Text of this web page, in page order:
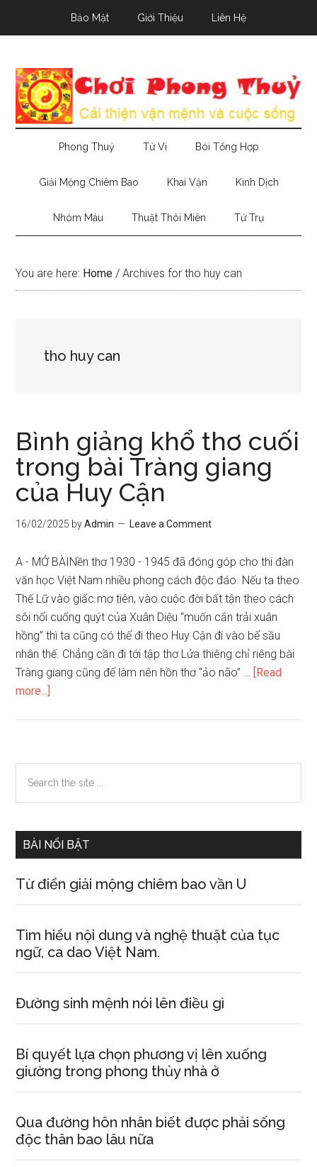
Bảo Mật Giới Thiệu Liên Hệ
Phong Thuỷ Tử Vi Bói Tổng Hợp
Giải Mộng Chiêm Bao Khai Vận Kinh Dịch
Nhóm Máu Thuật Thôi Miên Tứ Trụ
You are here: Home / Archives for tho huy can
tho huy can
Bình giảng khổ thơ cuối
trong bài Tràng giang
của Huy Cận
16/02/2025 byAdmin Leave a Comment
A - MỞ BÀINền thơ 1930 - 1945 đã đóng góp cho thi đàn
văn học Việt Nam nhiều phong cách độc đáo. Nếu ta theo
Thế Lữ vào giấc mơ tiên, vào cuộc đời bất tận theo cách
sôi nổi cuống quýt của Xuân Diệu “muốn cắn trải xuân
hồng” thì ta cũng có thể đi theo Huy Cận đi vào bể sầu
nhân thế. Chẳng cần đi tới tập thơ Lửa thiêng chỉ riêng bài
Tràng giang cũng để làm nên hồn thơ “ảo não” … [Read
more...]
thơ
cuối
trong
Tràng
giang
của
Huy
Primary
Sidebar
the
BÀI NỔI BẬT
Từ điển giải mộng chiêm bao vần U
Tìm hiểu nội dung và nghệ thuật của tục
ngữ, ca dao Việt Nam.
Đường sinh mệnh nói lên điều gì
Bí quyết lựa chọn phương vị lên xuống
giường trong phong thủy nhà ở
Qua đường hôn nhân biết được phải sống
độc thân bao lâu nữa